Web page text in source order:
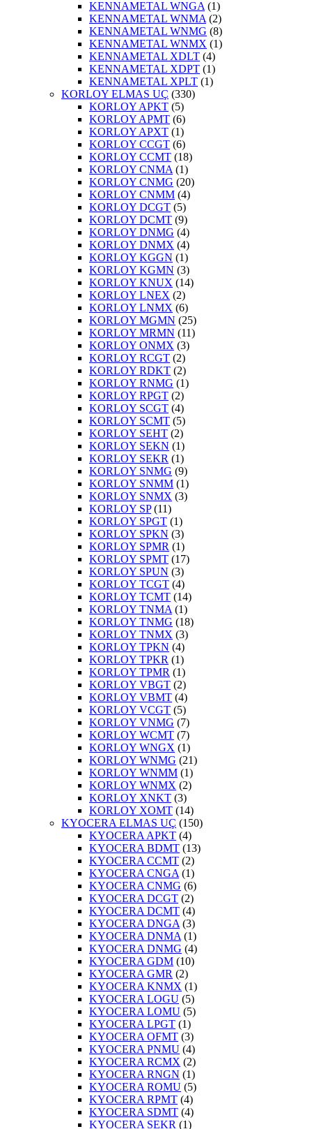
KENNAMETAL WNGA (1)
KENNAMETAL WNMA (2)
KENNAMETAL WNMG (8)
KENNAMETAL WNMX (1)
KENNAMETAL XDLT (4)
KENNAMETAL XDPT (1)
KENNAMETAL XPLT (1)
KORLOY ELMAS UÇ (330)
KORLOY APKT (5)
KORLOY APMT (6)
KORLOY APXT (1)
KORLOY CCGT (6)
KORLOY CCMT (18)
KORLOY CNMA (1)
KORLOY CNMG (20)
KORLOY CNMM (4)
KORLOY DCGT (5)
KORLOY DCMT (9)
KORLOY DNMG (4)
KORLOY DNMX (4)
KORLOY KGGN (1)
KORLOY KGMN (3)
KORLOY KNUX (14)
KORLOY LNEX (2)
KORLOY LNMX (6)
KORLOY MGMN (25)
KORLOY MRMN (11)
KORLOY ONMX (3)
KORLOY RCGT (2)
KORLOY RDKT (2)
KORLOY RNMG (1)
KORLOY RPGT (2)
KORLOY SCGT (4)
KORLOY SCMT (5)
KORLOY SEHT (2)
KORLOY SEKN (1)
KORLOY SEKR (1)
KORLOY SNMG (9)
KORLOY SNMM (1)
KORLOY SNMX (3)
KORLOY SP(11)
KORLOY SPGT (1)
KORLOY SPKN (3)
KORLOY SPMR (1)
KORLOY SPMT (17)
KORLOY SPUN (3)
KORLOY TCGT (4)
KORLOY TCMT (14)
KORLOY TNMA (1)
KORLOY TNMG (18)
KORLOY TNMX (3)
KORLOY TPKN (4)
KORLOY TPKR (1)
KORLOY TPMR (1)
KORLOY VBGT (2)
KORLOY VBMT (4)
KORLOY VCGT (5)
KORLOY VNMG (7)
KORLOY WCMT (7)
KORLOY WNGX (1)
KORLOY WNMG (21)
KORLOY WNMM (1)
KORLOY WNMX (2)
KORLOY XNKT (3)
KORLOY XOMT (14)
KYOCERA ELMAS UÇ (150)
KYOCERA APKT (4)
KYOCERA BDMT (13)
KYOCERA CCMT (2)
KYOCERA CNGA (1)
KYOCERA CNMG (6)
KYOCERA DCGT (2)
KYOCERA DCMT (4)
KYOCERA DNGA (3)
KYOCERA DNMA (1)
KYOCERA DNMG (4)
KYOCERA GDM (10)
KYOCERA GMR (2)
KYOCERA KNMX (1)
KYOCERA LOGU (5)
KYOCERA LOMU (5)
KYOCERA LPGT (1)
KYOCERA OFMT (3)
KYOCERA PNMU (4)
KYOCERA RCMX (2)
KYOCERA RNGN (1)
KYOCERA ROMU (5)
KYOCERA RPMT (4)
KYOCERA SDMT (4)
KYOCERA SEKR (1)